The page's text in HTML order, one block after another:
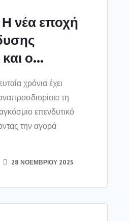
Η νέα εποχή
και ο...
χρόνια έχει
τη
επενδυτικό
την αγορά
28 ΝΟΕΜΒΡΊΟΥ 2025